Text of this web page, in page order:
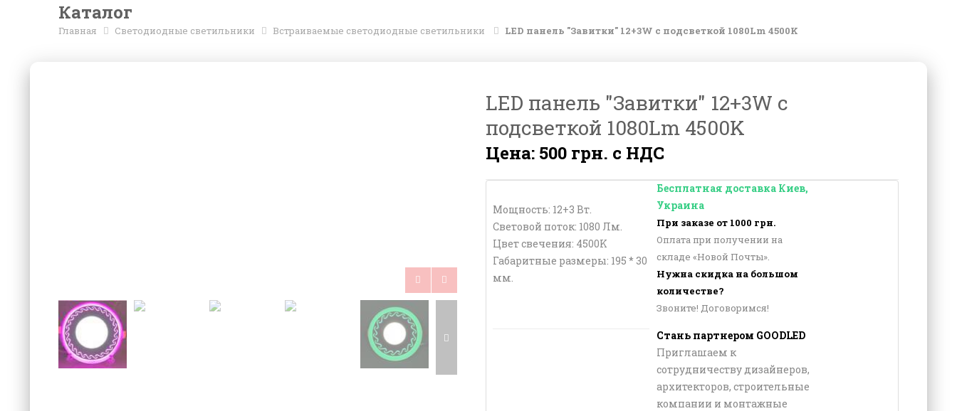
Каталог
Главная Светодиодные светильники Встраиваемые светодиодные светильники LED панель "Завитки" 12+3W с подсветкой 1080Lm 4500K
LED панель "Завитки" 12+3W с
подсветкой 1080Lm 4500K
Цена: 500 грн. с НДС
Мощность: 12+3 Вт.
Световой поток: 1080 Лм.
Цвет свечения: 4500K
Габаритные размеры: 195 * 30
мм.
Бесплатная доставка Киев,
Украина
При заказе от 1000 грн.
Оплата при получении на
складе «Новой Почты».
Нужна скидка на большом
количестве?
Звоните! Договоримся!
Стань партнером GOODLED
Приглашаем к
сотрудничеству дизайнеров,
архитекторов, строительные
компании и монтажные